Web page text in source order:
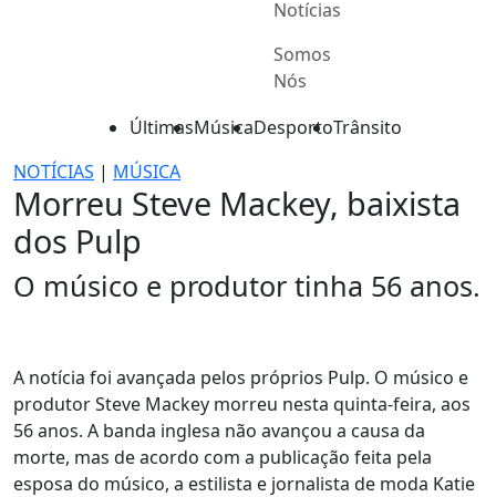
Notícias
Somos
Nós
ÚltimasMúsicaDesportoTrânsito
NOTÍCIAS | MÚSICA
Morreu Steve Mackey, baixista
dos Pulp
O músico e produtor tinha 56 anos.
A notícia foi avançada pelos próprios Pulp. O músico e
produtor Steve Mackey morreu nesta quinta-feira, aos
56 anos. A banda inglesa não avançou a causa da
morte, mas de acordo com a publicação feita pela
esposa do músico, a estilista e jornalista de moda Katie